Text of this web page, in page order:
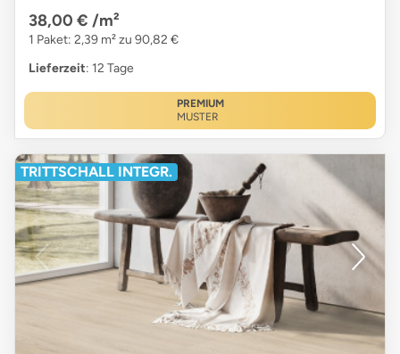
38,00 € /m²
1 Paket: 2,39 m² zu 90,82 €
Lieferzeit: 12 Tage
PREMIUM
MUSTER
TRITTSCHALL INTEGR.